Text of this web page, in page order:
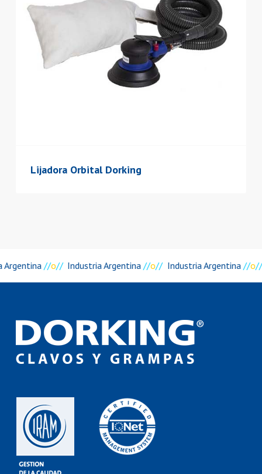
Lijadora Orbital Dorking
Argentina //o// Industria Argentina //o// Industria Argentina //o//